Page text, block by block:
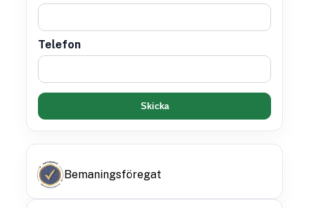
Telefon
Skicka
Bemaningsföregat